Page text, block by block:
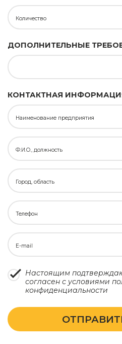
Количество
ДОПОЛНИТЕЛЬНЫЕ
КОНТАКТНАЯ
Наименование предприятия
Ф.И.О., должность
Город, область
Телефон
E-mail
Настоящим
согласен с условиями
конфиденциальности